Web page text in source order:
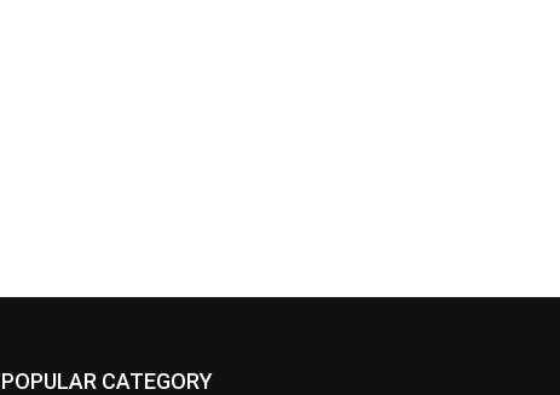
POPULAR CATEGORY